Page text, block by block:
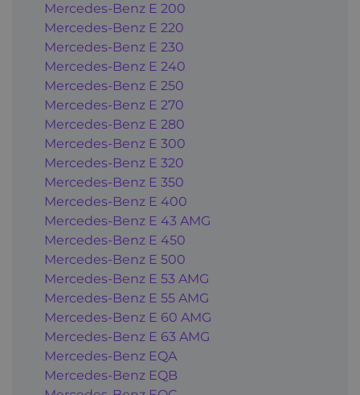
Mercedes-Benz E 200
Mercedes-Benz E 220
Mercedes-Benz E 230
Mercedes-Benz E 240
Mercedes-Benz E 250
Mercedes-Benz E 270
Mercedes-Benz E 280
Mercedes-Benz E 300
Mercedes-Benz E 320
Mercedes-Benz E 350
Mercedes-Benz E 400
Mercedes-Benz E 43 AMG
Mercedes-Benz E 450
Mercedes-Benz E 500
Mercedes-Benz E 53 AMG
Mercedes-Benz E 55 AMG
Mercedes-Benz E 60 AMG
Mercedes-Benz E 63 AMG
Mercedes-Benz EQA
Mercedes-Benz EQB